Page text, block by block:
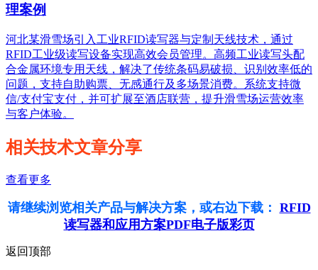
理案例
河北某滑雪场引入工业RFID读写器与定制天线技术，通过
RFID工业级读写设备实现高效会员管理。高频工业读写头配
合金属环境专用天线，解决了传统条码易破损、识别效率低的
问题，支持自助购票、无感通行及多场景消费。系统支持微
信/支付宝支付，并可扩展至酒店联营，提升滑雪场运营效率
与客户体验。
相关技术文章分享
查看更多
请继续浏览相关产品与解决方案，或右边下载： RFID
读写器和应用方案PDF电子版彩页
返回顶部